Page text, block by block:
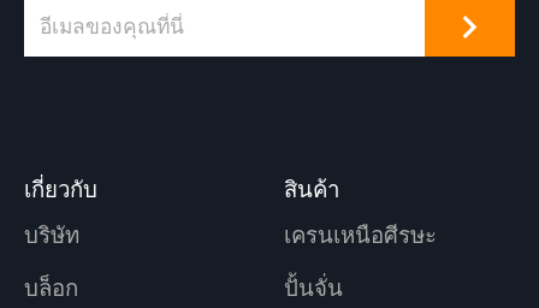
เกี่ยวกับ
บริษัท
บล็อก
สินค้า
เครนเหนือศีรษะ
ปั้นจั่น